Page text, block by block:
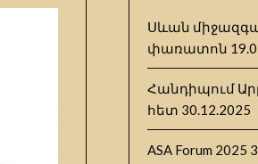
Սևան
փառատոն
Հանդիպում
հետ 30.12.2025
ASA Forum 2025